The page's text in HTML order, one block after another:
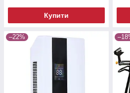
Купити
–22%